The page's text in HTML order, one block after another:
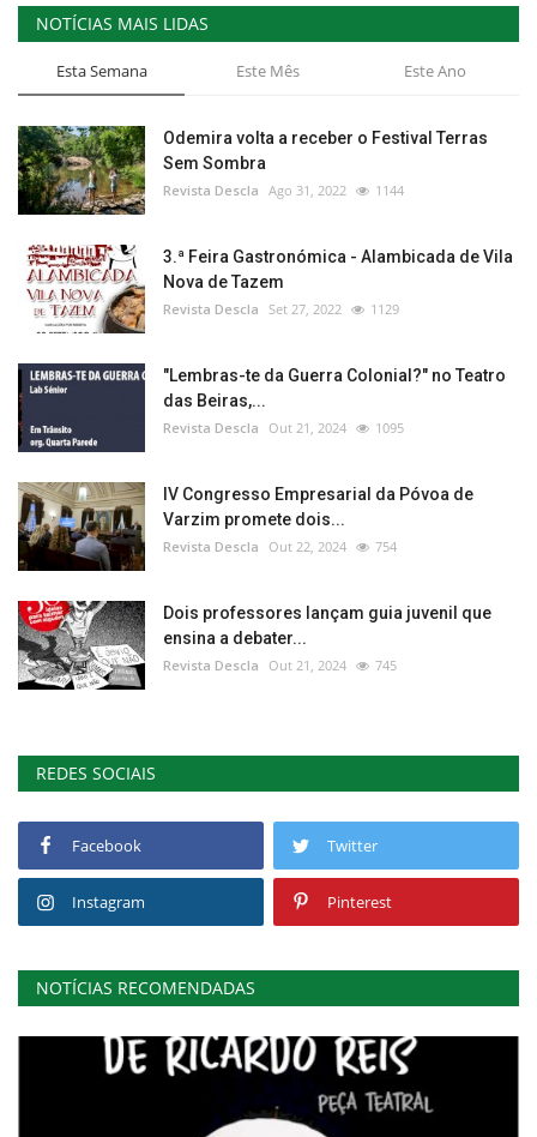
NOTÍCIAS MAIS LIDAS
Esta Semana Este Mês Este Ano
Odemira volta a receber o Festival Terras
Sem Sombra
Revista Descla Ago 31, 2022 1144
3.ª Feira Gastronómica - Alambicada de Vila
Nova de Tazem
Revista Descla Set 27, 2022 1129
"Lembras-te da Guerra Colonial?" no Teatro
das Beiras,...
Revista Descla Out 21, 2024 1095
IV Congresso Empresarial da Póvoa de
Varzim promete dois...
Revista Descla Out 22, 2024 754
Dois professores lançam guia juvenil que
ensina a debater...
Revista Descla Out 21, 2024 745
REDES SOCIAIS
Facebook Twitter
Instagram Pinterest
NOTÍCIAS RECOMENDADAS